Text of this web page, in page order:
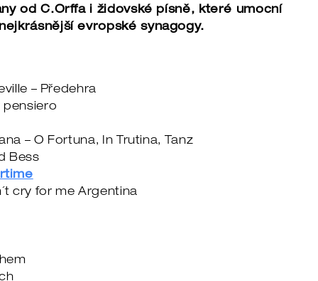
od C.Orffa i židovské písně, které umocní
evropské synagogy.
– Předehra
pensiero
– O Fortuna, In Trutina, Tanz
Bess
cry for me Argentina